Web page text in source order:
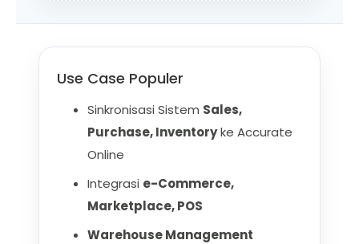
Use Case Populer
Sinkronisasi Sistem Sales,
Purchase, Inventoryke Accurate
Online
Integrasi e-Commerce,
Marketplace, POS
Warehouse Management